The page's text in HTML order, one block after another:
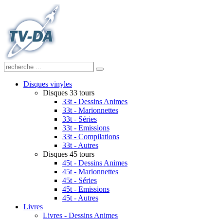
Disques vinyles
Disques 33 tours
33t - Dessins Animes
33t - Marionnettes
33t - Séries
33t - Emissions
33t - Compilations
33t - Autres
Disques 45 tours
45t - Dessins Animes
45t - Marionnettes
45t - Séries
45t - Emissions
45t - Autres
Livres
Livres - Dessins Animes